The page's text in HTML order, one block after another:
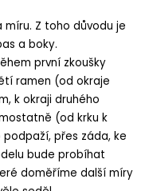
Z toho důvodu je
a boky.
první zkoušky
ramen (od okraje
k okraji druhého
(od krku k
přes záda, ke
bude probíhat
doměříme další míry